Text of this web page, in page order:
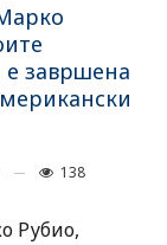
е завршена
138
Рубио,